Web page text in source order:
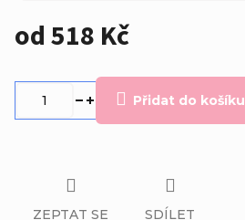
od518 Kč
Přidat do košíku
ZEPTAT SE SDÍLET